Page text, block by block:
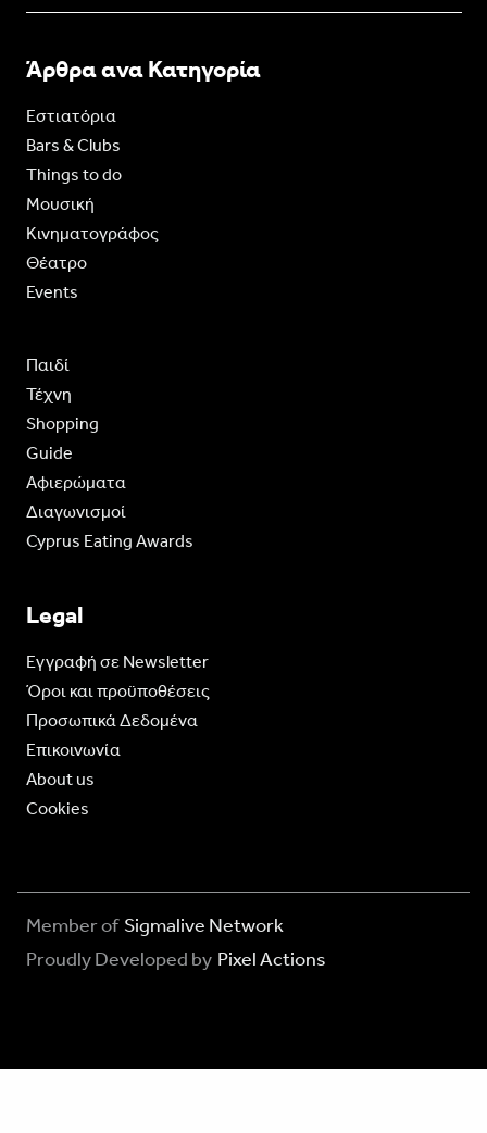
Άρθρα ανα Κατηγορία
Εστιατόρια
Bars & Clubs
Things to do
Moυσική
Κινηματογράφος
Θέατρο
Events
Παιδί
Τέχνη
Shopping
Guide
Aφιερώματα
Διαγωνισμοί
Cyprus Eating Awards
Legal
Eγγραφή σε Newsletter
Όροι και προϋποθέσεις
Προσωπικά Δεδομένα
Επικοινωνία
About us
Cookies
Member of Sigmalive Network
Proudly Developed by Pixel Actions